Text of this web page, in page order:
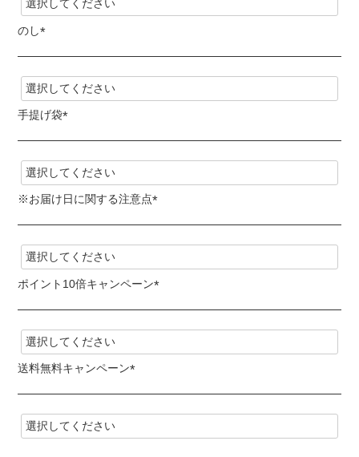
須
)
のし
(
須
)
手提げ袋
(
須
)
※お届け日に関する注意点
(
必
)
ポイント10倍キャンペーン
(
送料無料キャンペーン
(